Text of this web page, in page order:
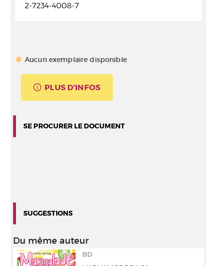
2-7234-4008-7
Aucun exemplaire disponible
PLUS D'INFOS
SE PROCURER LE DOCUMENT
SUGGESTIONS
Du même auteur
BD